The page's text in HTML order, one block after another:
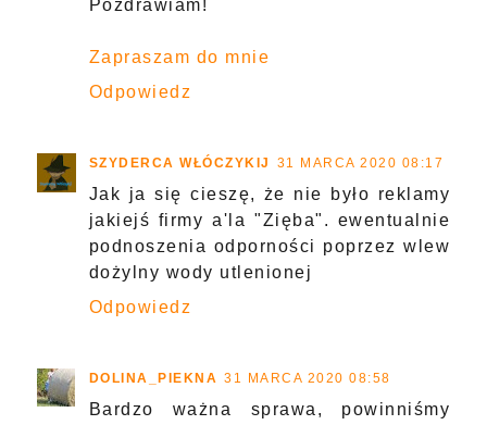
Pozdrawiam!
Zapraszam do mnie
Odpowiedz
SZYDERCA WŁÓCZYKIJ 31 MARCA 2020 08:17
Jak ja się cieszę, że nie było reklamy
jakiejś firmy a'la "Zięba". ewentualnie
podnoszenia odporności poprzez wlew
dożylny wody utlenionej
Odpowiedz
DOLINA_PIEKNA 31 MARCA 2020 08:58
Bardzo ważna sprawa, powinniśmy